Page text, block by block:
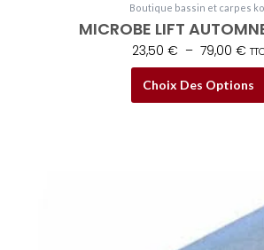
Boutique bassin et carpes
MICROBE LIFT
23,50 € – 79,00 €
Choix Des Options
prix :